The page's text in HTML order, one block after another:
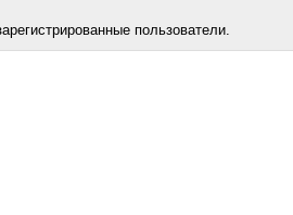
пользователи.